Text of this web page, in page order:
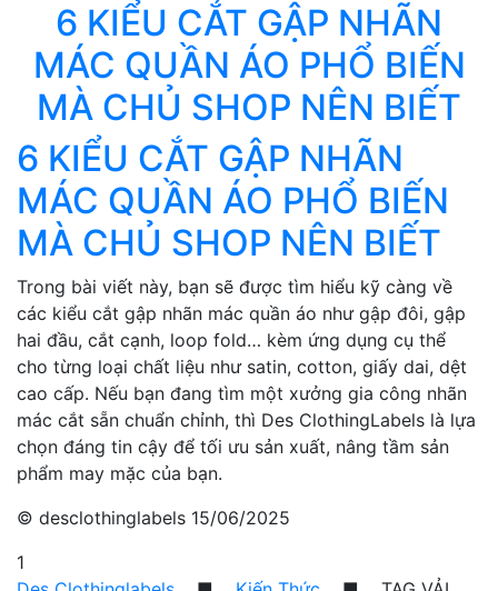
6 KIỂU CẮT GẬP NHÃN
MÁC QUẦN ÁO PHỔ BIẾN
MÀ CHỦ SHOP NÊN BIẾT
6 KIỂU CẮT GẬP NHÃN
MÁC QUẦN ÁO PHỔ BIẾN
MÀ CHỦ SHOP NÊN BIẾT
Trong bài viết này, bạn sẽ được tìm hiểu kỹ càng về
các kiểu cắt gập nhãn mác quần áo như gập đôi, gập
hai đầu, cắt cạnh, loop fold… kèm ứng dụng cụ thể
cho từng loại chất liệu như satin, cotton, giấy dai, dệt
cao cấp. Nếu bạn đang tìm một xưởng gia công nhãn
mác cắt sẵn chuẩn chỉnh, thì Des ClothingLabels là lựa
chọn đáng tin cậy để tối ưu sản xuất, nâng tầm sản
phẩm may mặc của bạn.
© desclothinglabels 15/06/2025
1